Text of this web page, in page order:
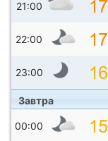
21:00
22:00
23:00
Завтра
00:00